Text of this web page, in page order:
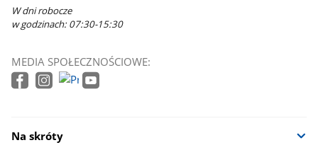
W dni robocze
w godzinach: 07:30-15:30
MEDIA SPOŁECZNOŚCIOWE:
Na skróty